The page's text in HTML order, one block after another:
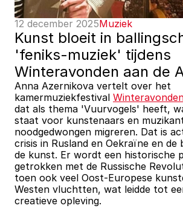
12 december 2025Muziek
Kunst bloeit in
'feniks-muziek' tijdens
Winteravonden aan de
Anna Azernikova vertelt over het
kamermuziekfestival
dat als thema 'Vuurvogels' heeft,
staat voor kunstenaars en
noodgedwongen migreren. Dat is
crisis in Rusland en Oekraïne en de
de kunst. Er wordt een historische
getrokken met de Russische
toen ook veel Oost-Europese
Westen vluchtten, wat leidde tot
creatieve opleving.